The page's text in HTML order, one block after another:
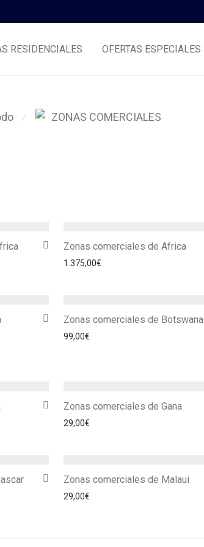
RESIDENCIALES OFERTAS ESPECIALES
⁄ ZONAS COMERCIALES
Zonas comerciales de Africa
1.375,00€
Zonas comerciales de Botswana
99,00€
Zonas comerciales de Gana
29,00€
Zonas comerciales de Malaui
29,00€